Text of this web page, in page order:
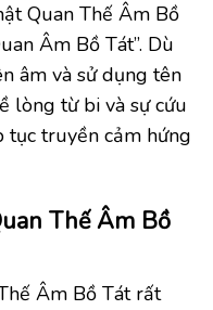
Quan Thế Âm Bồ
Âm Bồ Tát”. Dù
âm và sử dụng tên
lòng từ bi và sự cứu
tục truyền cảm hứng
Thế Âm Bồ
Âm Bồ Tát rất